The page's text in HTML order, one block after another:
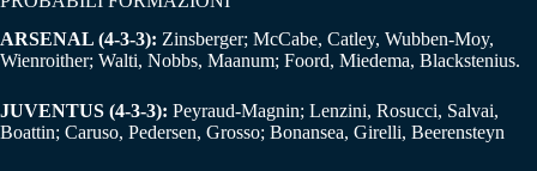
ARSENAL (4-3-3): Zinsberger; McCabe, Catley, Wubben-Moy,
Wienroither; Walti, Nobbs, Maanum; Foord, Miedema, Blackstenius.
JUVENTUS (4-3-3): Peyraud-Magnin; Lenzini, Rosucci, Salvai,
Boattin; Caruso, Pedersen, Grosso; Bonansea, Girelli, Beerensteyn